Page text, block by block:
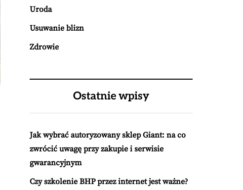
Uroda
Usuwanie blizn
Zdrowie
Ostatnie wpisy
Jak wybrać autoryzowany sklep Giant: na co
zwrócić uwagę przy zakupie i serwisie
gwarancyjnym
Czy szkolenie BHP przez internet jest ważne?